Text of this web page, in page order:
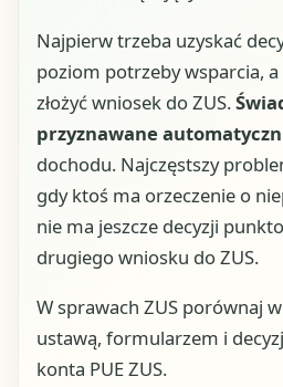
Najpierw trzeba uzyskać
poziom potrzeby wsparcia,
złożyć wniosek do ZUS.
przyznawane
dochodu. Najczęstszy
gdy ktoś ma orzeczenie o
nie ma jeszcze decyzji
drugiego wniosku do ZUS.
W sprawach ZUS porównaj
ustawą, formularzem i
konta PUE ZUS.